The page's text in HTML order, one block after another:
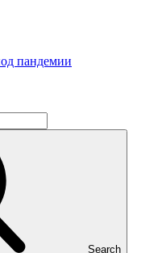
пандемии
Search